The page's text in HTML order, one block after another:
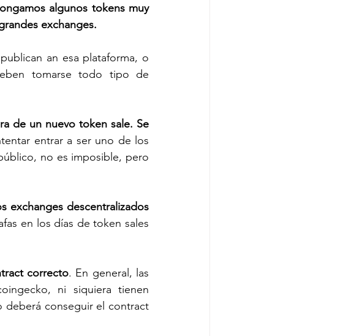
algunos tokens muy
exchanges.
an esa plataforma, o
tomarse todo tipo de
de un nuevo token sale. Se
entrar a ser uno de los
no es imposible, pero
exchanges descentralizados
en los días de token sales
correcto. En general, las
ni siquiera tienen
deberá conseguir el contract